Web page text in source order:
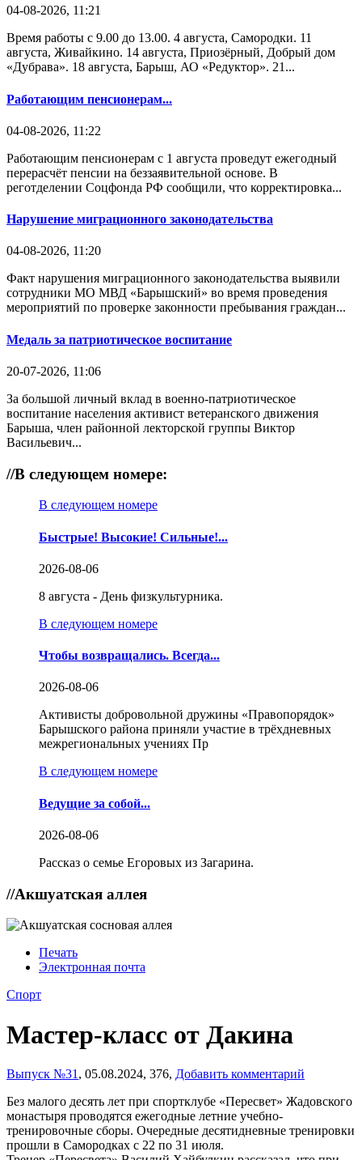
04-08-2026, 11:21
Время работы с 9.00 до 13.00. 4 августа, Самородки. 11
августа, Живайкино. 14 августа, Приозёрный, Добрый дом
«Дубрава». 18 августа, Барыш, АО «Редуктор». 21...
Работающим пенсионерам...
04-08-2026, 11:22
Работающим пенсионерам с 1 августа проведут ежегодный
перерасчёт пенсии на беззаявительной основе. В
реготделении Соцфонда РФ сообщили, что корректировка...
Нарушение миграционного законодательства
04-08-2026, 11:20
Факт нарушения миграционного законодательства выявили
сотрудники МО МВД «Барышский» во время проведения
мероприятий по проверке законности пребывания граждан...
Медаль за патриотическое воспитание
20-07-2026, 11:06
За большой личный вклад в военно-патриотическое
воспитание населения активист ветеранского движения
Барыша, член районной лекторской группы Виктор
Васильевич...
//В следующем номере:
В следующем номере
Быстрые! Высокие! Сильные!...
2026-08-06
8 августа - День физкультурника.
В следующем номере
Чтобы возвращались. Всегда...
2026-08-06
Активисты добровольной дружины «Правопорядок»
Барышского района приняли участие в трёхдневных
межрегиональных учениях Пр
В следующем номере
Ведущие за собой...
2026-08-06
Рассказ о семье Егоровых из Загарина.
//Акшуатская аллея
Печать
Электронная почта
Спорт
Мастер-класс от Дакина
Выпуск №31 , 05.08.2024, 376, Добавить комментарий
Без малого десять лет при спортклубе «Пересвет» Жадовского
монастыря проводятся ежегодные летние учебно-
тренировочные сборы. Очередные десятидневные тренировки
прошли в Самородках с 22 по 31 июля.